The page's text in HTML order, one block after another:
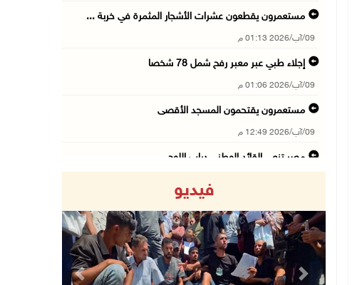
مستعمرون يقطعون عشرات الأشجار المثمرة في خربة ...
09/آب/2026 01:13 م
إجلاء طبي عبر معبر رفح شمل 78 شخصا
09/آب/2026 01:06 م
مستعمرون يقتحمون المسجد الأقصى
09/آب/2026 12:49 م
مصر تنعى القائد الوطني دياب اللوح
09/آب/2026 12:17 م
حالات الإجهاض في غزة تتضاعف ثلاث مرات
09/آب/2026 12:12 م
فيديو
Previous Next